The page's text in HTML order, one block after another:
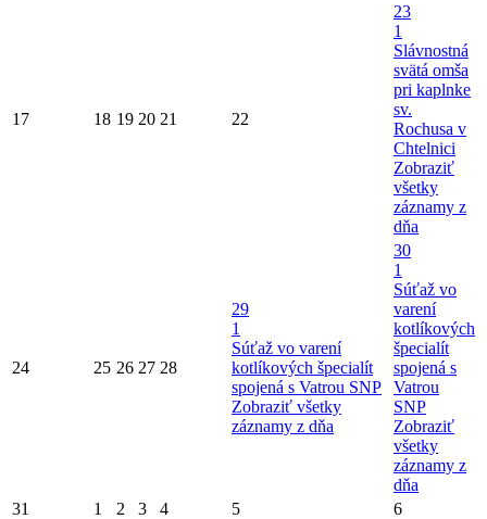
17 18 19 20 21 22
23
1
Slávnostná
svätá omša
pri kaplnke
sv.
Rochusa v
Chtelnici
Zobraziť
všetky
záznamy z
dňa
24 25 26 27 28
29
1
Súťaž vo varení
kotlíkových špecialít
spojená s Vatrou SNP
Zobraziť všetky
záznamy z dňa
30
1
Súťaž vo
varení
kotlíkových
špecialít
spojená s
Vatrou
SNP
Zobraziť
všetky
záznamy z
dňa
31
1 2 3 4 5 6